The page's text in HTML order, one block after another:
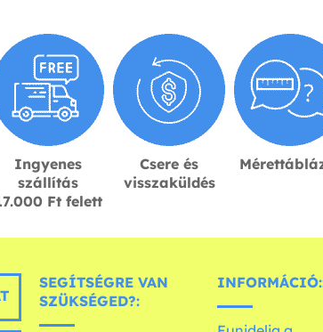
Ingyenes
szállítás
Ft felett
Csere és
visszaküldés
SEGÍTSÉGRE VAN
SZÜKSÉGED?: